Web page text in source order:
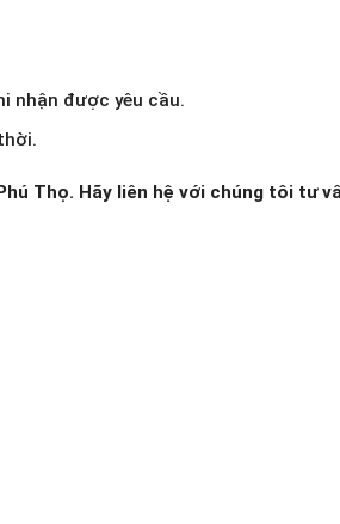
nhận được yêu cầu.
Thọ. Hãy liên hệ với chúng tôi tư